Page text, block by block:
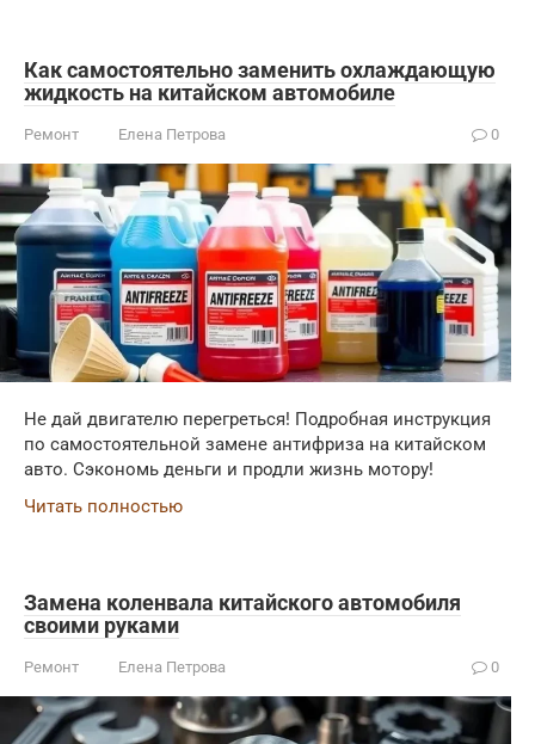
Как самостоятельно заменить охлаждающую
жидкость на китайском автомобиле
Ремонт Елена Петрова 0
Не дай двигателю перегреться! Подробная инструкция
по самостоятельной замене антифриза на китайском
авто. Сэкономь деньги и продли жизнь мотору!
Читать полностью
Замена коленвала китайского автомобиля
своими руками
Ремонт Елена Петрова 0